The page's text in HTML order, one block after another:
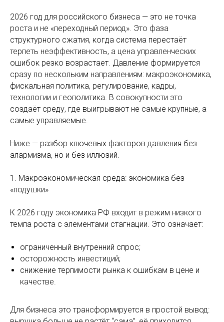
2026 год для российского бизнеса — это не точка
роста и не «переходный период». Это фаза
структурного сжатия, когда система перестаёт
терпеть неэффективность, а цена управленческих
ошибок резко возрастает. Давление формируется
сразу по нескольким направлениям: макроэкономика,
фискальная политика, регулирование, кадры,
технологии и геополитика. В совокупности это
создаёт среду, где выигрывают не самые крупные, а
самые управляемые.
Ниже — разбор ключевых факторов давления без
алармизма, но и без иллюзий.
1. Макроэкономическая среда: экономика без
«подушки»
К 2026 году экономика РФ входит в режим низкого
темпа роста с элементами стагнации. Это означает:
ограниченный внутренний спрос;
осторожность инвестиций;
снижение терпимости рынка к ошибкам в цене и
качестве.
Для бизнеса это трансформируется в простой вывод: